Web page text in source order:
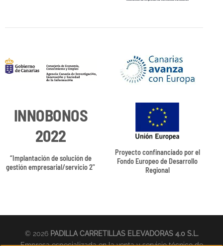
INNOBONOS
2022
“Implantación de solución de
gestión empresarial/servicio 2"
Proyecto confinanciado por el
Fondo Europeo de Desarrollo
Regional
© 2026 PADILLA CARRETILLAS ELEVADORAS 4.0 S.L.